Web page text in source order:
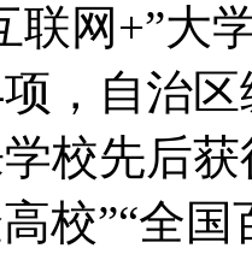
联网+”大
，自治
校先后
校”“全